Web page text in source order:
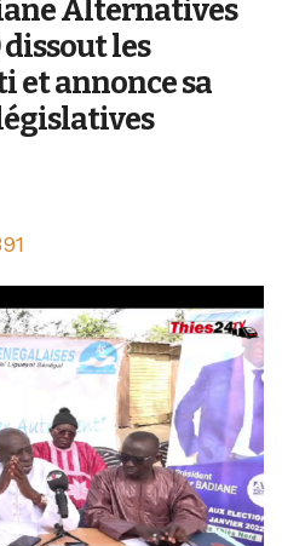
Alternatives
dissout les
et annonce sa